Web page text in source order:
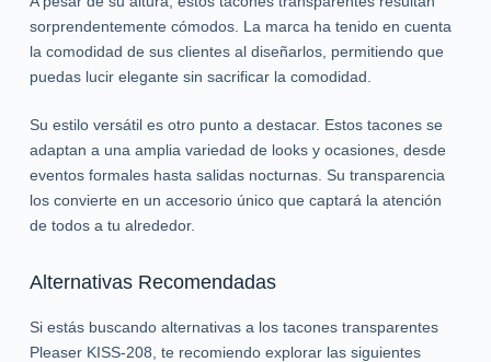
sorprendentemente cómodos. La marca ha tenido en cuenta
la comodidad de sus clientes al diseñarlos, permitiendo que
puedas lucir elegante sin sacrificar la comodidad.
Su estilo versátil es otro punto a destacar. Estos tacones se
adaptan a una amplia variedad de looks y ocasiones, desde
eventos formales hasta salidas nocturnas. Su transparencia
los convierte en un accesorio único que captará la atención
de todos a tu alrededor.
Alternativas Recomendadas
Si estás buscando alternativas a los tacones transparentes
Pleaser KISS-208, te recomiendo explorar las siguientes